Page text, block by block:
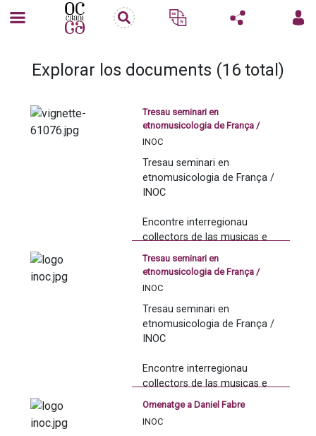
Explorar los documents (16 total)
Tresau seminari en
etnomusicologia de França /
INOC
collectors de las musicas e
danças tradicionaus
Lorient 2018
INOC
Tresau seminari en
etnomusicologia de França /
INOC
Encontre interregionau
collectors de las musicas e
danças tradicionaus
Autas sessions qu'an avut lòc
a Vitré e a Carcassona.
Tresau seminari en
etnomusicologia de França /
INOC
collectors de las musicas e
danças tradicionaus
Vitré 2018
INOC
Tresau seminari en
etnomusicologia de França /
INOC
Encontre interregionau
collectors de las musicas e
danças tradicionaus
Vitré 2018
Omenatge a Daniel Fabre
INOC